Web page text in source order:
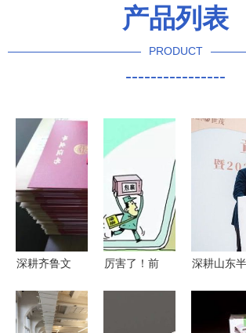
产品列表
PRODUCT
----------------
深耕齐鲁文
锡产业——
厉害了！前
深耕山东半